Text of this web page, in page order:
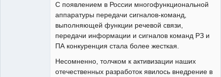
С появлением в России многофункциональной
аппаратуры передачи сигналов-команд,
выполняющей функции речевой связи,
передачи информации и сигналов команд РЗ и
ПА конкуренция стала более жесткая.
Несомненно, толчком к активизации наших
отечественных разработок явилось внедрение в